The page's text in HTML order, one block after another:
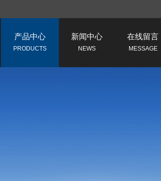
产品中心
PRODUCTS
新闻中心
NEWS
在线留言
MESSAGE